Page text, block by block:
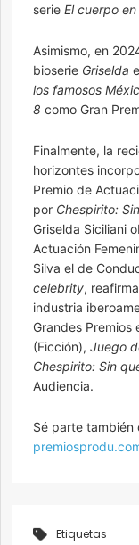
serie El cuerpo
Asimismo, en
bioserie Griselda
los famosos
8 como Gran
Finalmente, la
horizontes
Premio de
por Chespirito:
Griselda Siciliani
Actuación
Silva el de
celebrity,
industria
Grandes Premios
(Ficción), Juego
Chespirito: Sin
Audiencia.
Sé parte también
Etiquetas